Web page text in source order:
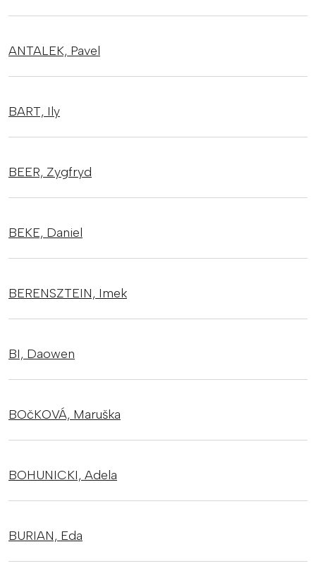
ANTALEK, Pavel
BART, Ily
BEER, Zygfryd
BEKE, Daniel
BERENSZTEIN, Imek
BI, Daowen
BOčKOVÁ, Maruška
BOHUNICKI, Adela
BURIAN, Eda